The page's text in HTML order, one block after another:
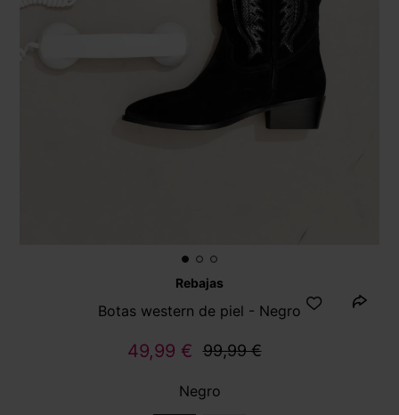
Rebajas
Botas western de piel - Negro
49,99 € 99,99 €
Negro